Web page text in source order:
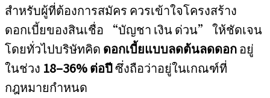
สำหรับผู้ที่ต้องการสมัคร ควรเข้าใจโครงสร้าง
ดอกเบี้ยของสินเชื่อ “บัญชา เงิน ด่วน” ให้ชัดเจน
โดยทั่วไปบริษัทคิด ดอกเบี้ยแบบลดต้นลดดอกอยู่
ในช่วง 18–36% ต่อปีซึ่งถือว่าอยู่ในเกณฑ์ที่
กฎหมายกำหนด